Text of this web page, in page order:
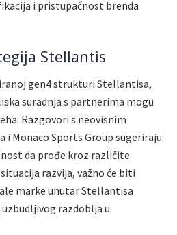
i pristupačnost brenda
Stellantis
gen4 strukturi Stellantisa,
suradnja s partnerima mogu
Razgovori s neovisnim
Monaco Sports Group sugeriraju
da prođe kroz različite
razvija, važno će biti
marke unutar Stellantisa
razdoblja u